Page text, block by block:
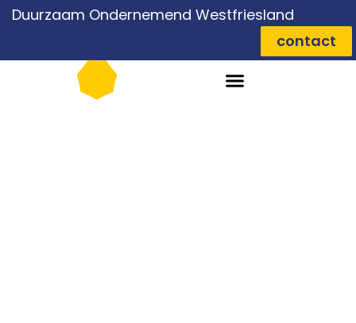
Duurzaam Ondernemend Westfriesland
contact